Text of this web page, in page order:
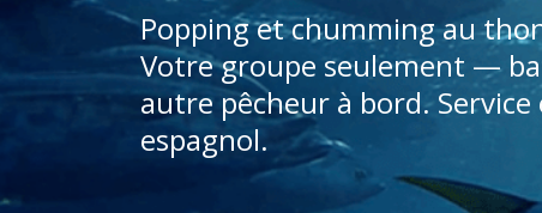
Popping et chumming au
Votre groupe seulement —
autre pêcheur à bord.
espagnol.